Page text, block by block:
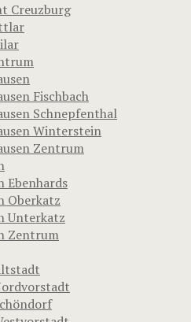
Creuzburg
Fischbach
Schnepfenthal
Winterstein
Zentrum
Ebenhards
Oberkatz
Unterkatz
Zentrum